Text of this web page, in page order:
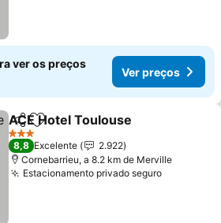
ver os preços
Ver preços
PartilharAdicionar aos favoritos
ACE Hotel Toulouse
3 Estrelas
8,8 Excelente
2.922
Cornebarrieu, a 8.2 km de Merville
Estacionamento privado seguro